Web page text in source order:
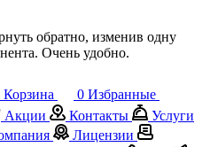
обратно, изменив одну
Очень удобно.
Корзина 0 Избранные
Акции Контакты
Услуги
Лицензии